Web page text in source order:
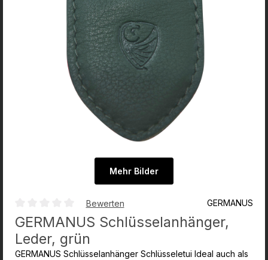
Mehr Bilder
Durchschnittliche Bewertung von 0 von 5 Sternen
Bewerten GERMANUS
GERMANUS Schlüsselanhänger,
Leder, grün
GERMANUS Schlüsselanhänger Schlüsseletui Ideal auch als